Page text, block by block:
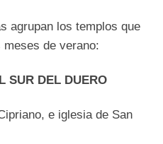
agrupan los templos que
de verano:
SUR DEL DUERO
e iglesia de San